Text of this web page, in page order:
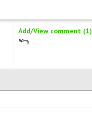
Add/View comment (1)